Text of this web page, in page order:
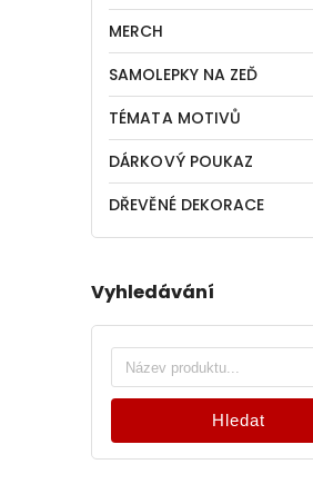
MERCH
SAMOLEPKY NA ZEĎ
TÉMATA MOTIVŮ
DÁRKOVÝ POUKAZ
DŘEVĚNÉ DEKORACE
Vyhledávání
Hledat